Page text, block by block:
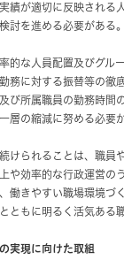
績が適切に反映される
討を進める必要がある。
的な人員配置及びグル
務に対する振替等の徹
び所属職員の勤務時間
層の縮減に努める必要
けられることは、職員
や効率的な行政運営の
働きやすい職場環境づ
ともに明るく活気ある
実現に向けた取組